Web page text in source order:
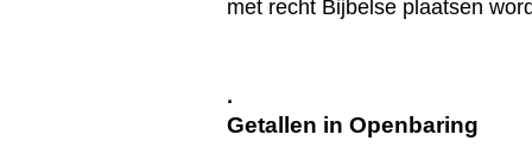
met recht Bijbelse plaatsen
·
Getallen in Openbaring